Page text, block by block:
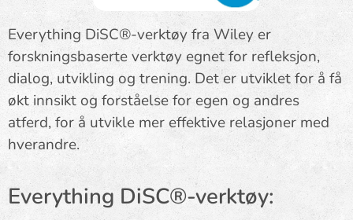
Everything DiSC®-verktøy fra Wiley er
forskningsbaserte verktøy egnet for refleksjon,
dialog, utvikling og trening. Det er utviklet for å få
økt innsikt og forståelse for egen og andres
atferd, for å utvikle mer effektive relasjoner med
hverandre.
Everything DiSC®-verktøy: